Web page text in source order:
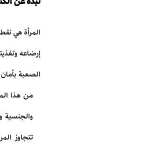
المرأة هي
إرضاعه
الصعبة
من هذا
والجنسية
تتجاوز